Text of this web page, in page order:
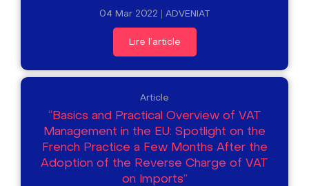
04 Mar 2022 ADVENIAT
Lire l'article
Article
“Basics and Practical Overview of VAT
Management in the EU: Spotlight on the
French Practice a Few Months After the
Adoption of the Reverse Charge of VAT
on Imports”